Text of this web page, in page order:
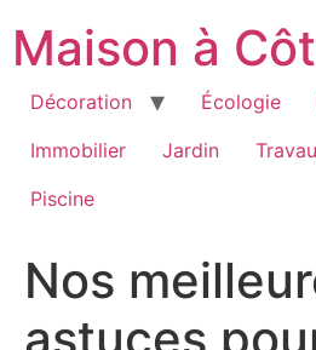
contenu
Maison à
Décoration Écologie
Immobilier
Jardin
Piscine
Nos